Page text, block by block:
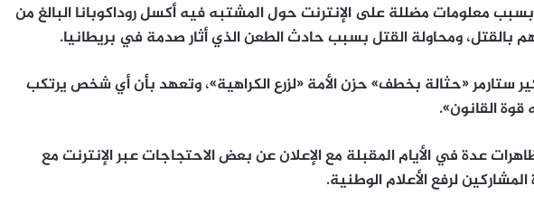
معلومات مضللة على الإنترنت حول المشتبه فيه أكسل روداكوبانا البالغ من
ستارمر «حثالة بخطف» حزن الأمة «لزرع الكراهية»، وتعهد بأن أي شخص يرتكب
القانون».
عدة في الأيام المقبلة مع الإعلان عن بعض الاحتجاجات عبر الإنترنت مع
لرفع الأعلام الوطنية.